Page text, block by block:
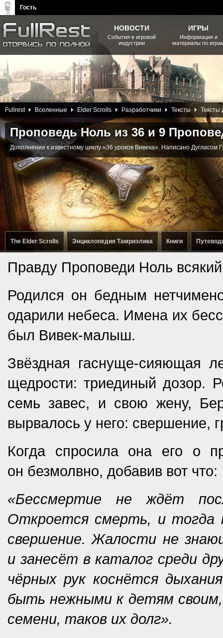
18 Января 2013
The Elder Scrolls Энциклопедия Тамриэлика Книги
Проповедь Ноль из 36 и 9
Дополнение к известному циклу «36 уроков Вивека». Написано
Fullrest Вселенные Elder Scrolls Разработчики Тексты Тексты
Правду Проповеди Ноль
Родился он бедным
одарили небеса. Имена их
был Вивек-малыш.
Звёздная гаснуще-сияющая
щедрости: триединый дозор.
семь завес, и свою жену,
вырвалось у него: свершение,
Когда спросила она его о
он безмолвно, добавив вот что:
«Бессмертие не ждёт
Откроется смерть, и тогда
свершение. Жалости не
и занесёт в каталог среди
чёрных рук коснётся
быть нежными к детям
семени, таков их долг».
Bethesda Softworks - статьи,
новости, дополнения
НОВОСТИ
События в игровой
индустрии
ИГРЫ
Информация и
материалы по
Гость